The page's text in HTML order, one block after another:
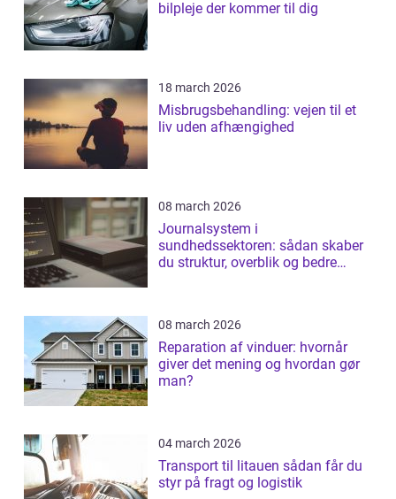
bilpleje der kommer til dig
18 march 2026
Misbrugsbehandling: vejen til et
liv uden afhængighed
08 march 2026
Journalsystem i
sundhedssektoren: sådan skaber
du struktur, overblik og bedre
08 march 2026
Reparation af vinduer: hvornår
giver det mening og hvordan gør
man?
04 march 2026
Transport til litauen sådan får du
styr på fragt og logistik